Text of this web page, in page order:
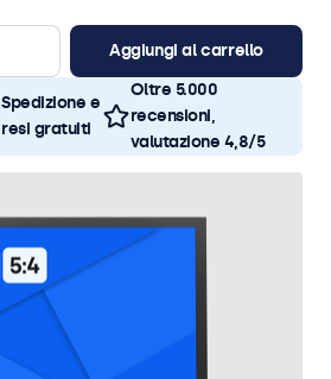
Aggiungi al carrello
Spedizione e
resi gratuiti
Oltre 5.000
recensioni,
valutazione 4,8/5